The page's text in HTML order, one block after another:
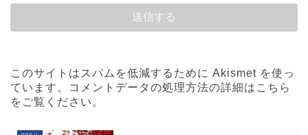
このサイトはスパムを低減するために Akismet を使っ
ています。
コメントデータの処理方法の詳細はこちら
をご覧ください 。